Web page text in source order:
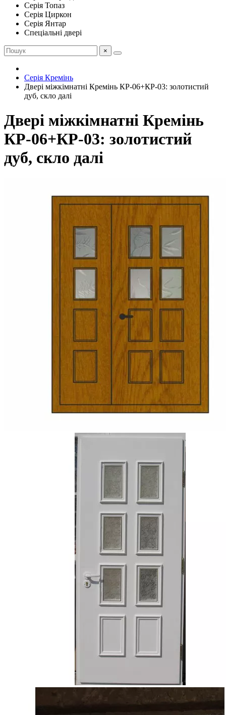
Серія Топаз
Серія Циркон
Серія Янтар
Спеціальні двері
×
Серія Кремінь
Двері міжкімнатні Кремінь КР-06+КР-03: золотистий
дуб, скло далі
Двері міжкімнатні Кремінь
КР-06+КР-03: золотистий
дуб, скло далі